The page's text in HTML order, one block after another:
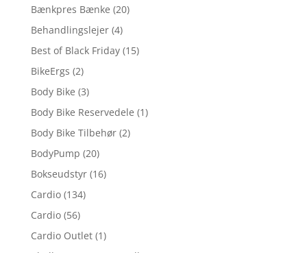
Bænkpres Bænke (20)
Behandlingslejer (4)
Best of Black Friday (15)
BikeErgs (2)
Body Bike (3)
Body Bike Reservedele (1)
Body Bike Tilbehør (2)
BodyPump (20)
Bokseudstyr (16)
Cardio (134)
Cardio (56)
Cardio Outlet (1)